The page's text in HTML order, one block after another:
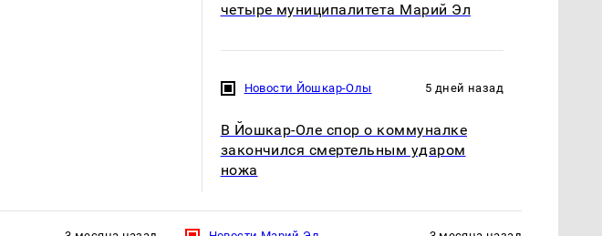
четыре муниципалитета Марий Эл
Новости Йошкар-Олы 5 дней назад
В Йошкар-Оле спор о коммуналке
закончился смертельным ударом
ножа